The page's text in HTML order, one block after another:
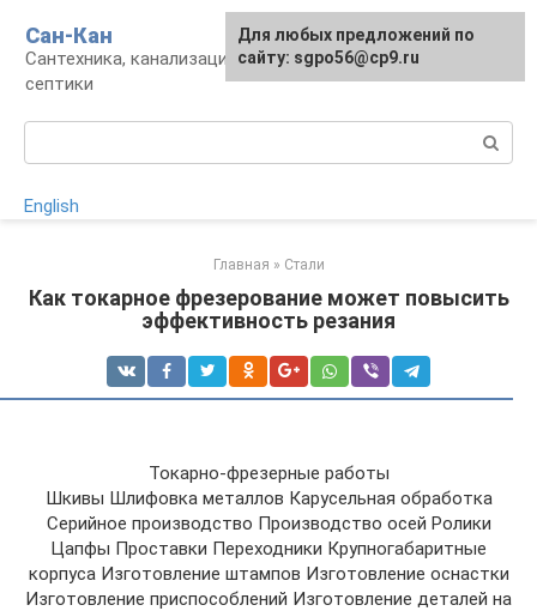
контенту
Сан-Кан
Сантехника, канализация, водопровод,
септики
English
Главная » Стали
Как токарное фрезерование может повысить
эффективность резания
Токарно-фрезерные работы
Шкивы Шлифовка металлов Карусельная обработка
Серийное производство Производство осей Ролики
Цапфы Проставки Переходники Крупногабаритные
корпуса Изготовление штампов Изготовление оснастки
Изготовление приспособлений Изготовление деталей на
Для любых предложений по
сайту: sgpo56@cp9.ru